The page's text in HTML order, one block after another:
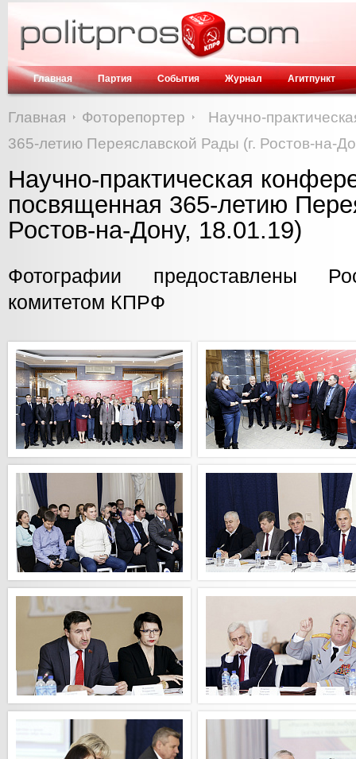
Главная Партия События Журнал Агитпункт
Главная Фоторепортер
Научно-
365-летию Переяславской Рады (г. Ростов-на-
Научно-практическая
посвященная 365-летию
Ростов-на-Дону, 18.01.19)
Фотографии предоставлены
комитетом КПРФ